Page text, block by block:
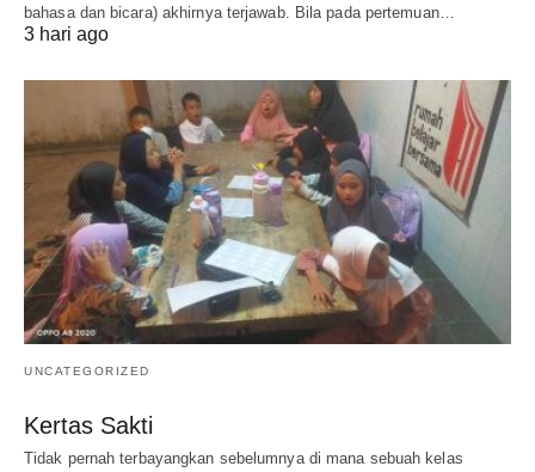
bahasa dan bicara) akhirnya terjawab. Bila pada pertemuan…
3 hari ago
UNCATEGORIZED
Kertas Sakti
Tidak pernah terbayangkan sebelumnya di mana sebuah kelas